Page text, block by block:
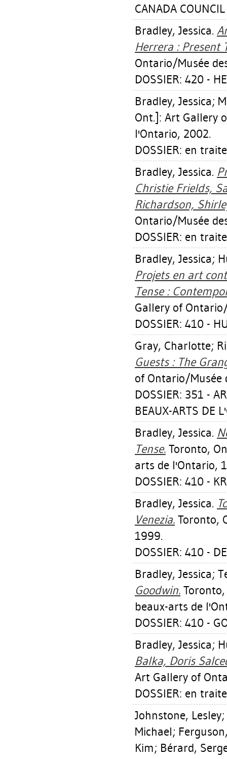
CANADA
Bradley, Jessica.
Herrera : Present
Ontario/Musée
DOSSIER: 420 -
Bradley, Jessica;
Ont.]: Art Gallery
l'Ontario, 2002.
DOSSIER: en
Bradley, Jessica.
Christie Frields,
Richardson,
Ontario/Musée
DOSSIER: en
Bradley, Jessica;
Projets en art
Tense :
Gallery of
DOSSIER: 410 -
Gray, Charlotte;
Guests : The
of Ontario/Musée
DOSSIER: 351 -
BEAUX-ARTS DE
Bradley, Jessica.
Tense. Toronto,
arts de l'Ontario,
DOSSIER: 410 -
Bradley, Jessica.
Venezia. Toronto,
1999.
DOSSIER: 410 -
Bradley, Jessica;
Goodwin.
beaux-arts de
DOSSIER: 410 -
Bradley, Jessica;
Balka, Doris
Art Gallery of
DOSSIER: en
Johnstone, Lesley;
Michael;
Kim; Bérard,